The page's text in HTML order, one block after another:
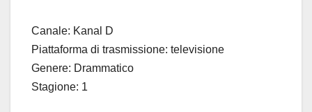
Canale: Kanal D
Piattaforma di trasmissione: televisione
Genere: Drammatico
Stagione: 1